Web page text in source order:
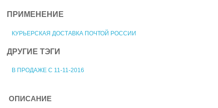
ПРИМЕНЕНИЕ
КУРЬЕРСКАЯ ДОСТАВКА ПОЧТОЙ РОССИИ
ДРУГИЕ ТЭГИ
В ПРОДАЖЕ С 11-11-2016
ОПИСАНИЕ